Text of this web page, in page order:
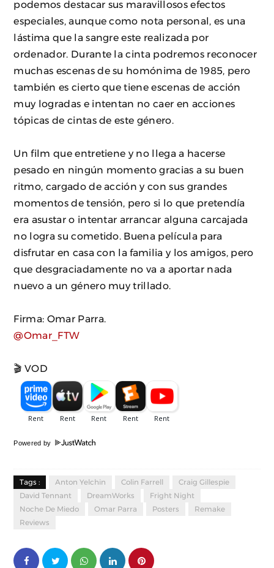
podemos destacar sus maravillosos efectos
especiales, aunque como nota personal, es una
lástima que la sangre este realizada por
ordenador. Durante la cinta podremos reconocer
muchas escenas de su homónima de 1985, pero
también es cierto que tiene escenas de acción
muy logradas e intentan no caer en acciones
tópicas de cintas de este género.
Un film que entretiene y no llega a hacerse
pesado en ningún momento gracias a su buen
ritmo, cargado de acción y con sus grandes
momentos de tensión, pero si lo que pretendía
era asustar o intentar arrancar alguna carcajada
no logra su cometido. Buena película para
disfrutar en casa con la familia y los amigos, pero
que desgraciadamente no va a aportar nada
nuevo a un género muy trillado.
Firma: Omar Parra.
@Omar_FTW
🎬 VOD
Powered by
Tags : Anton Yelchin Colin Farrell
Craig Gillespie
David Tennant
DreamWorks
Fright Night
Noche De Miedo
Omar Parra Posters
Remake
Reviews